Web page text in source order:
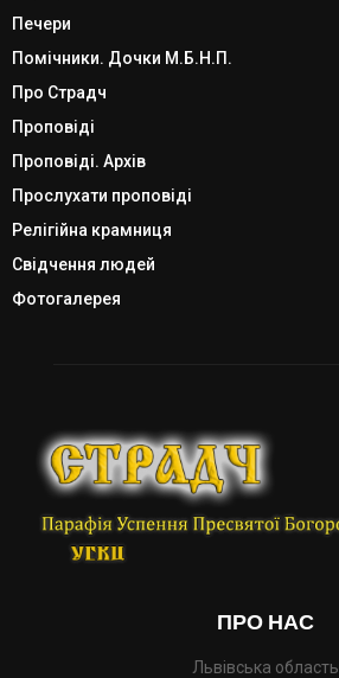
Печери
Помічники. Дочки М.Б.Н.П.
Про Страдч
Проповіді
Проповіді. Архів
Прослухати проповіді
Релігійна крамниця
Свідчення людей
Фотогалерея
ПРО НАС
Львівська область